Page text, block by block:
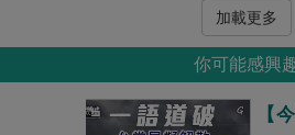
加載更多
你可能感興
【